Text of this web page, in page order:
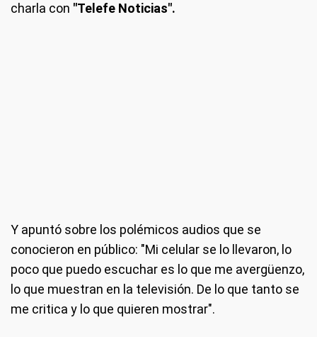
charla con "Telefe Noticias".
Y apuntó sobre los polémicos audios que se
conocieron en público: "Mi celular se lo llevaron, lo
poco que puedo escuchar es lo que me avergüenzo,
lo que muestran en la televisión. De lo que tanto se
me critica y lo que quieren mostrar".